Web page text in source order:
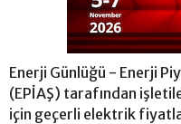
Enerji Günlüğü - Enerji
(EPİAŞ) tarafından
için geçerli elektrik